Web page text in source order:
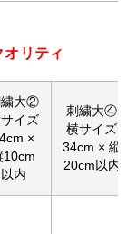
リティ
繍大②
イズ
×
10cm
以内
刺繍大④
横サイズ
34cm × 縦
20cm以内